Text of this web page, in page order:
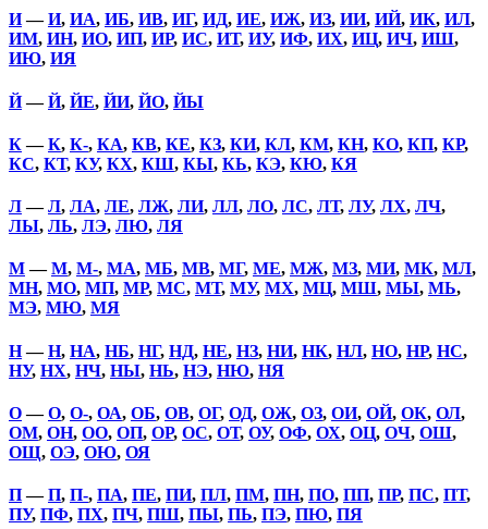
И—И, ИА, ИБ, ИВ, ИГ, ИД, ИЕ, ИЖ, ИЗ, ИИ, ИЙ, ИК, ИЛ,
ИМ, ИН, ИО, ИП, ИР, ИС, ИТ, ИУ, ИФ, ИХ, ИЦ, ИЧ, ИШ,
ИЮ, ИЯ
Й—Й, ЙЕ, ЙИ, ЙО, ЙЫ
К—К, К-, КА, КВ, КЕ, КЗ, КИ, КЛ, КМ, КН, КО, КП, КР,
КС, КТ, КУ, КХ, КШ, КЫ, КЬ, КЭ, КЮ, КЯ
Л—Л, ЛА, ЛЕ, ЛЖ, ЛИ, ЛЛ, ЛО, ЛС, ЛТ, ЛУ, ЛХ, ЛЧ,
ЛЫ, ЛЬ, ЛЭ, ЛЮ, ЛЯ
М—М, М-, МА, МБ, МВ, МГ, МЕ, МЖ, МЗ, МИ, МК, МЛ,
МН, МО, МП, МР, МС, МТ, МУ, МХ, МЦ, МШ, МЫ, МЬ,
МЭ, МЮ, МЯ
Н—Н, НА, НБ, НГ, НД, НЕ, НЗ, НИ, НК, НЛ, НО, НР, НС,
НУ, НХ, НЧ, НЫ, НЬ, НЭ, НЮ, НЯ
О—О, О-, ОА, ОБ, ОВ, ОГ, ОД, ОЖ, ОЗ, ОИ, ОЙ, ОК, ОЛ,
ОМ, ОН, ОО, ОП, ОР, ОС, ОТ, ОУ, ОФ, ОХ, ОЦ, ОЧ, ОШ,
ОЩ, ОЭ, ОЮ, ОЯ
П—П, П-, ПА, ПЕ, ПИ, ПЛ, ПМ, ПН, ПО, ПП, ПР, ПС, ПТ,
ПУ, ПФ, ПХ, ПЧ, ПШ, ПЫ, ПЬ, ПЭ, ПЮ, ПЯ